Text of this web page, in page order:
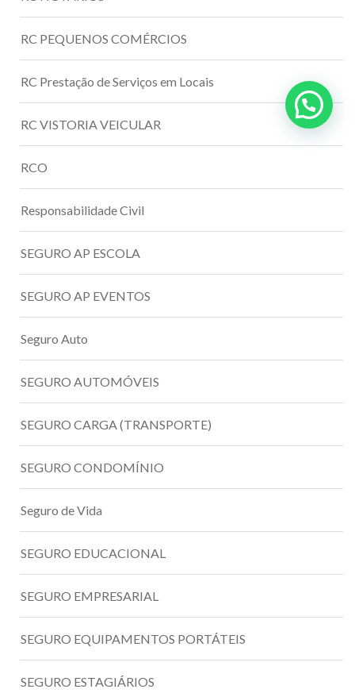
RC PEQUENOS COMÉRCIOS
RC Prestação de Serviços em Locais
RC VISTORIA VEICULAR
RCO
Responsabilidade Civil
SEGURO AP ESCOLA
SEGURO AP EVENTOS
Seguro Auto
SEGURO AUTOMÓVEIS
SEGURO CARGA (TRANSPORTE)
SEGURO CONDOMÍNIO
Seguro de Vida
SEGURO EDUCACIONAL
SEGURO EMPRESARIAL
SEGURO EQUIPAMENTOS PORTÁTEIS
SEGURO ESTAGIÁRIOS